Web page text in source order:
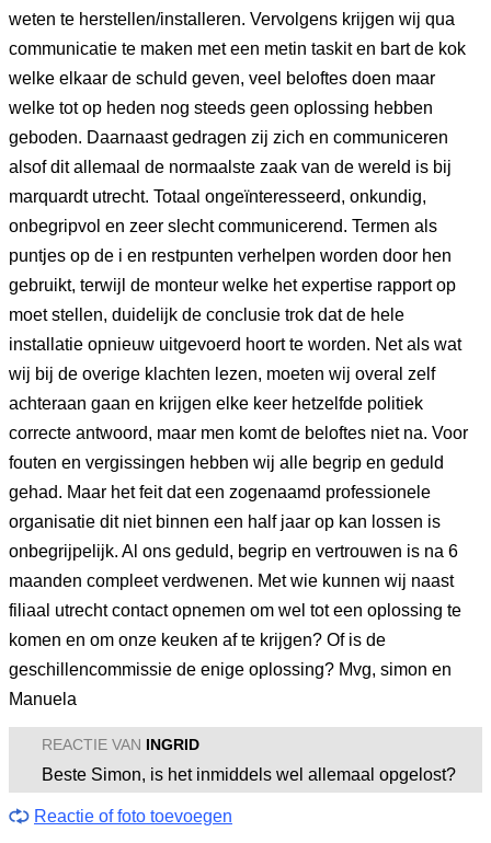
weten te herstellen/installeren. Vervolgens krijgen wij qua
communicatie te maken met een metin taskit en bart de kok
welke elkaar de schuld geven, veel beloftes doen maar
welke tot op heden nog steeds geen oplossing hebben
geboden. Daarnaast gedragen zij zich en communiceren
alsof dit allemaal de normaalste zaak van de wereld is bij
marquardt utrecht. Totaal ongeïnteresseerd, onkundig,
onbegripvol en zeer slecht communicerend. Termen als
puntjes op de i en restpunten verhelpen worden door hen
gebruikt, terwijl de monteur welke het expertise rapport op
moet stellen, duidelijk de conclusie trok dat de hele
installatie opnieuw uitgevoerd hoort te worden. Net als wat
wij bij de overige klachten lezen, moeten wij overal zelf
achteraan gaan en krijgen elke keer hetzelfde politiek
correcte antwoord, maar men komt de beloftes niet na. Voor
fouten en vergissingen hebben wij alle begrip en geduld
gehad. Maar het feit dat een zogenaamd professionele
organisatie dit niet binnen een half jaar op kan lossen is
onbegrijpelijk. Al ons geduld, begrip en vertrouwen is na 6
maanden compleet verdwenen. Met wie kunnen wij naast
filiaal utrecht contact opnemen om wel tot een oplossing te
komen en om onze keuken af te krijgen? Of is de
geschillencommissie de enige oplossing? Mvg, simon en
Manuela
REACTIE VAN INGRID
Beste Simon, is het inmiddels wel allemaal opgelost?
Reactie of foto toevoegen